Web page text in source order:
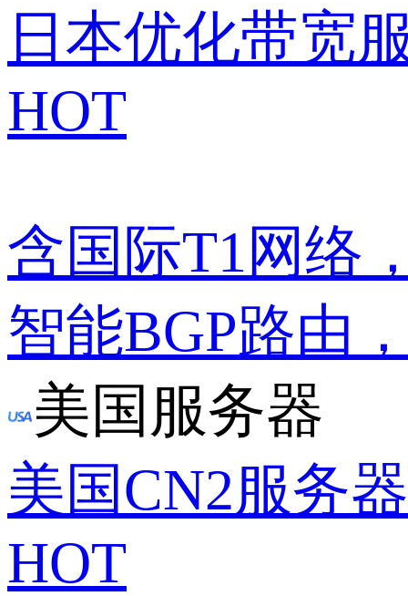
日本优化带宽
HOT
含国际T1网络
智能BGP路由
美国服务器
美国CN2服务器
HOT